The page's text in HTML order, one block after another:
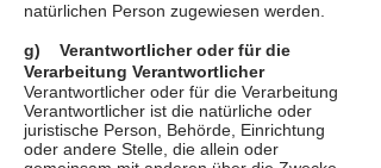
natürlichen Person zugewiesen werden.
g) Verantwortlicher oder für die
Verarbeitung Verantwortlicher
Verantwortlicher oder für die Verarbeitung
Verantwortlicher ist die natürliche oder
juristische Person, Behörde, Einrichtung
oder andere Stelle, die allein oder